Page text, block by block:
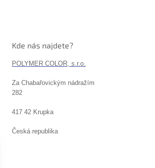
Kde nás najdete?
POLYMER COLOR, s.r.o.
Za Chabařovickým nádražím
282
417 42 Krupka
Česká republika